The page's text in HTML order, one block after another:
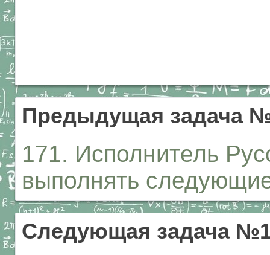
Предыдущая задача
171. Исполнитель
выполнять
Следующая задача